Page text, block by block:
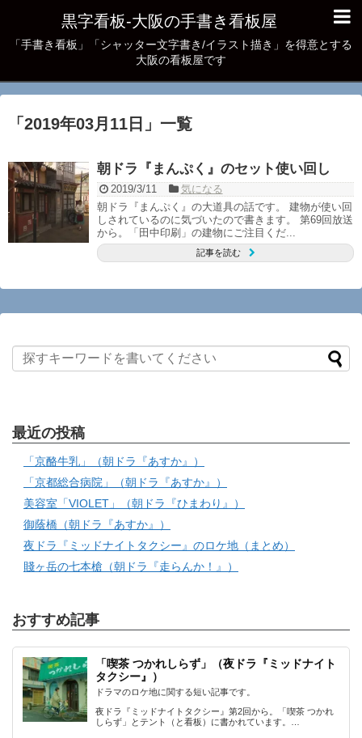
黒字看板‐大阪の手書き看板屋
「手書き看板」「シャッター文字書き/イラスト描き」を得意とする
大阪の看板屋です
「 2019年03月11日 」 一覧
朝ドラ『まんぷく』のセット使い回し
2019/3/11
気になる
朝ドラ『まんぷく』の大道具の話です。 建物が使い回
しされているのに気づいたので書きます。 第69回放送
から。「田中印刷」の建物にご注目くだ...
記事を読む
最近の投稿
「京酪牛乳」（朝ドラ『あすか』）
「京都総合病院」（朝ドラ『あすか』）
美容室「VIOLET」（朝ドラ『ひまわり』）
御蔭橋（朝ドラ『あすか』）
夜ドラ『ミッドナイトタクシー』のロケ地（まとめ）
賤ヶ岳の七本槍（朝ドラ『走らんか！』）
おすすめ記事
「喫茶 つかれしらず」（夜ドラ『ミッドナイト
タクシー』）
ドラマのロケ地に関する短い記事です。
夜ドラ『ミッドナイトタクシー』第2回から。「喫茶 つかれ
しらず」とテント（と看板）に書かれています。…